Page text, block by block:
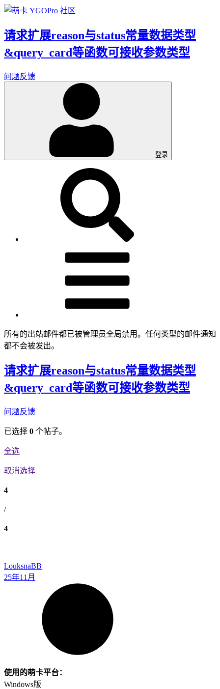
请求扩展reason与status常量数据类型
&query_card等函数可接收参数类型
问题反馈
登录
所有的出站邮件都已被管理员全局禁用。任何类型的邮件通知
都不会被发出。
请求扩展reason与status常量数据类型
&query_card等函数可接收参数类型
问题反馈
已选择 0 个帖子。
全选
取消选择
4
/
4
LouksnaBB
25年11月
使用的萌卡平台：
Windows版